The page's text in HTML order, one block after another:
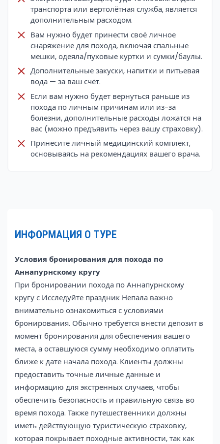
транспорта или вертолётная служба, является
дополнительным расходом.
Вам нужно будет принести своё личное
снаряжение для похода, включая спальные
мешки, одеяла/пуховые куртки и сумки/баулы.
Дополнительные закуски, напитки и питьевая
вода — за ваш счёт.
Если вам нужно будет вернуться раньше из
похода по личным причинам или из-за
болезни, дополнительные расходы ложатся на
вас (можно предъявить через вашу страховку).
Принесите личный медицинский комплект,
основываясь на рекомендациях вашего врача.
ИНФОРМАЦИЯ О ТУРЕ
Условия бронирования для похода по
Аннапурнскому кругу
При бронировании похода по Аннапурнскому
кругу с Исследуйте праздник Непала важно
внимательно ознакомиться с условиями
бронирования. Обычно требуется внести депозит в
момент бронирования для обеспечения вашего
места, а оставшуюся сумму необходимо оплатить
ближе к дате начала похода. Клиенты должны
предоставить точные личные данные и
информацию для экстренных случаев, чтобы
обеспечить безопасность и правильную связь во
время похода. Также путешественники должны
иметь действующую туристическую страховку,
которая покрывает походные активности, так как